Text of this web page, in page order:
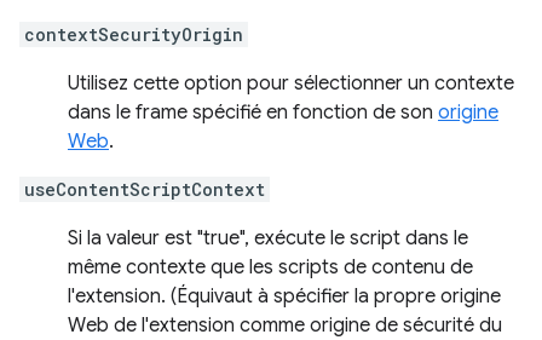
contextSecurityOrigin
Utilisez cette option pour sélectionner un contexte
dans le frame spécifié en fonction de son origine
Web.
useContentScriptContext
Si la valeur est "true", exécute le script dans le
même contexte que les scripts de contenu de
l'extension. (Équivaut à spécifier la propre origine
Web de l'extension comme origine de sécurité du